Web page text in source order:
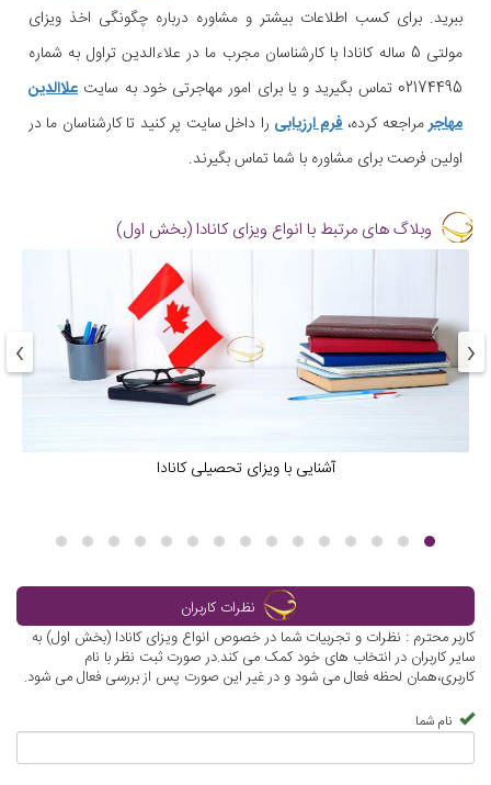
ببرید. برای کسب اطلاعات بیشتر و مشاوره درباره چگونگی اخذ ویزای
مولتی 5 ساله کانادا با کارشناسان مجرب ما در علاءالدین تراول به شماره
02174495 تماس بگیرید و یا برای امور مهاجرتی خود به سایت
علاالدین
مهاجرمراجعه کرده،فرم ارزیابی را داخل سایت پر کنید تا کارشناسان ما در
اولین فرصت برای مشاوره با شما تماس بگیرند.
وبلاگ های مرتبط با انواع ویزای کانادا (بخش اول)
آشنایی با ویزای تحصیلی کانادا
‹
›
نظرات کاربران
کاربر محترم : نظرات و تجربیات شما در خصوص انواع ویزای کانادا (بخش اول) به
سایر کاربران در انتخاب های خود کمک می کند.در صورت ثبت نظر با نام
کاربری،همان لحظه فعال می شود و در غیر این صورت پس از بررسی فعال می شود.
نام شما